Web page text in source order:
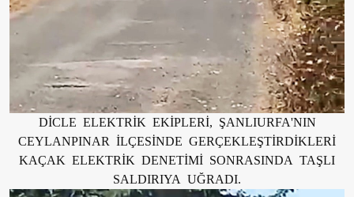
DİCLE ELEKTRİK EKİPLERİ, ŞANLIURFA'NIN
CEYLANPINAR İLÇESİNDE GERÇEKLEŞTİRDİKLERİ
KAÇAK ELEKTRİK DENETİMİ SONRASINDA TAŞLI
SALDIRIYA UĞRADI.